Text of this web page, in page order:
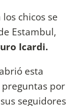
chicos se
Estambul,
Icardi.
esta
por
seguidores